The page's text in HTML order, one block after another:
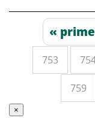
«
753
759
×